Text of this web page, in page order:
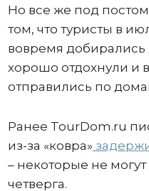
Но все же под
том, что туристы в
вовремя добирались
хорошо отдохнули и
отправились по
Ранее TourDom.ru
из-за «ковра»
– некоторые не
четверга.